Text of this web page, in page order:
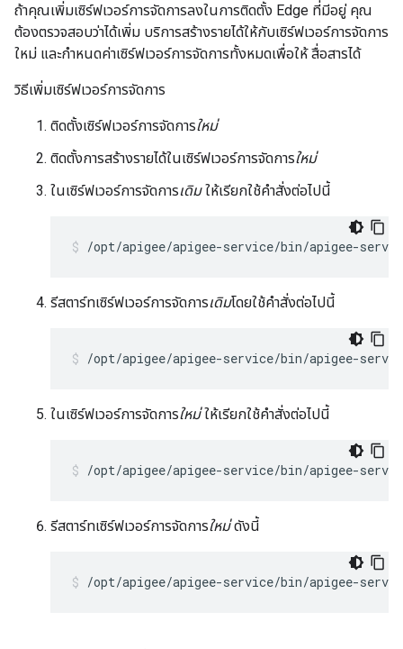
ถ้าคุณเพิ่มเซิร์ฟเวอร์การจัดการลงในการติดตั้ง Edge ที่มีอยู่ คุณ
ต้องตรวจสอบว่าได้เพิ่ม บริการสร้างรายได้ให้กับเซิร์ฟเวอร์การจัดการ
ใหม่ และกำหนดค่าเซิร์ฟเวอร์การจัดการทั้งหมดเพื่อให้ สื่อสารได้
วิธีเพิ่มเซิร์ฟเวอร์การจัดการ
ติดตั้งเซิร์ฟเวอร์การจัดการใหม่
ติดตั้งการสร้างรายได้ในเซิร์ฟเวอร์การจัดการใหม่
ในเซิร์ฟเวอร์การจัดการเดิมให้เรียกใช้คำสั่งต่อไปนี้
/opt/apigee/apigee-service/bin/apigee-
รีสตาร์ทเซิร์ฟเวอร์การจัดการเดิมโดยใช้คำสั่งต่อไปนี้
/opt/apigee/apigee-service/bin/apigee-
ในเซิร์ฟเวอร์การจัดการใหม่ให้เรียกใช้คำสั่งต่อไปนี้
/opt/apigee/apigee-service/bin/apigee-
รีสตาร์ทเซิร์ฟเวอร์การจัดการใหม่ดังนี้
/opt/apigee/apigee-service/bin/apigee-